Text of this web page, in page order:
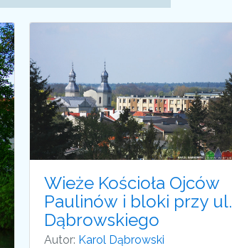
Wieże Kościoła Ojców
Paulinów i bloki przy ul.
Dąbrowskiego
Autor: Karol Dąbrowski